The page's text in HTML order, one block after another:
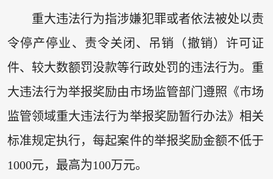
重大违法行为指涉嫌犯罪或者依法被处以责
令停产停业、责令关闭、吊销（撤销）许可证
件、较大数额罚没款等行政处罚的违法行为。重
大违法行为举报奖励由市场监管部门遵照《市场
监管领域重大违法行为举报奖励暂行办法》相关
标准规定执行，每起案件的举报奖励金额不低于
1000元，最高为100万元。